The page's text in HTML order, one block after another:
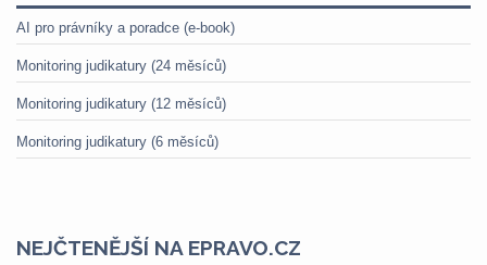
AI pro právníky a poradce (e-book)
Monitoring judikatury (24 měsíců)
Monitoring judikatury (12 měsíců)
Monitoring judikatury (6 měsíců)
NEJČTENĚJŠÍ NA EPRAVO.CZ